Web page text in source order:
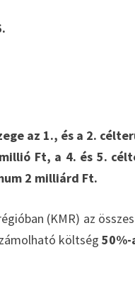
az 1., és a 2.
Ft, a 4. és 5.
2 milliárd Ft.
(KMR) az
költség50%-